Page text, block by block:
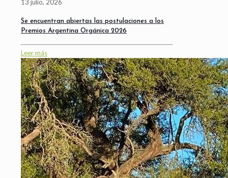
13 julio, 2026
Se encuentran abiertas las postulaciones a los
Premios Argentina Orgánica 2026
Leer más